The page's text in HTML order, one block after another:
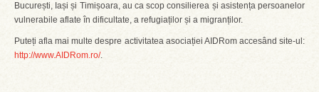
București, Iași și Timișoara, au ca scop consilierea și asistența persoanelor
vulnerabile aflate în dificultate, a refugiaților și a migranților.
Puteți afla mai multe despre activitatea asociației AIDRom accesând site-ul:
http://www.AIDRom.ro/.